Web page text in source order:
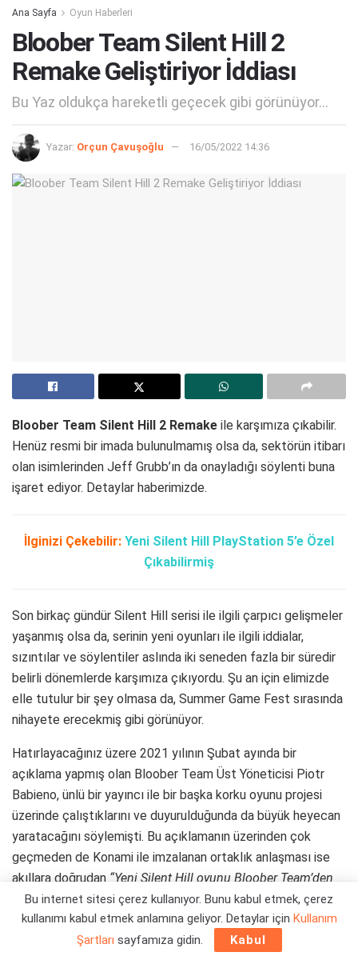
Ana Sayfa Oyun Haberleri
Bloober Team Silent Hill 2
Remake Geliştiriyor İddiası
Bu Yaz oldukça hareketli geçecek gibi görünüyor...
Yazar: Orçun Çavuşoğlu 16/05/2022 14:36
Bloober Team Silent Hill 2 Remake ile karşımıza çıkabilir.
Henüz resmi bir imada bulunulmamış olsa da, sektörün itibarı
olan isimlerinden Jeff Grubb’ın da onayladığı söylenti buna
işaret ediyor. Detaylar haberimizde.
İlginizi Çekebilir: Yeni Silent Hill PlayStation 5’e Özel
Çıkabilirmiş
Son birkaç gündür Silent Hill serisi ile ilgili çarpıcı gelişmeler
yaşanmış olsa da, serinin yeni oyunları ile ilgili iddialar,
sızıntılar ve söylentiler aslında iki seneden fazla bir süredir
belirli dönemlerde karşımıza çıkıyordu. Şu an için elimizde
elle tutulur bir şey olmasa da, Summer Game Fest sırasında
nihayete erecekmiş gibi görünüyor.
Hatırlayacağınız üzere 2021 yılının Şubat ayında bir
açıklama yapmış olan Bloober Team Üst Yöneticisi Piotr
Babieno, ünlü bir yayıncı ile bir başka korku oyunu projesi
üzerinde çalıştıklarını ve duyurulduğunda da büyük heyecan
yaratacağını söylemişti. Bu açıklamanın üzerinden çok
geçmeden de Konami ile imzalanan ortaklık anlaşması ise
akıllara doğrudan “Yeni Silent Hill oyunu Bloober Team’den
mi gelecek?” sorusunu getirmişti.
Bloober Team Silent Hill 2
Bu internet sitesi çerez kullanıyor. Bunu kabul etmek, çerez
kullanımı kabul etmek anlamına geliyor. Detaylar için Kullanım
Şartları sayfamıza gidin. Kabul